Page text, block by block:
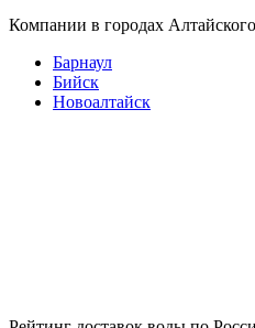
Компании в городах
Барнаул
Бийск
Новоалтайск